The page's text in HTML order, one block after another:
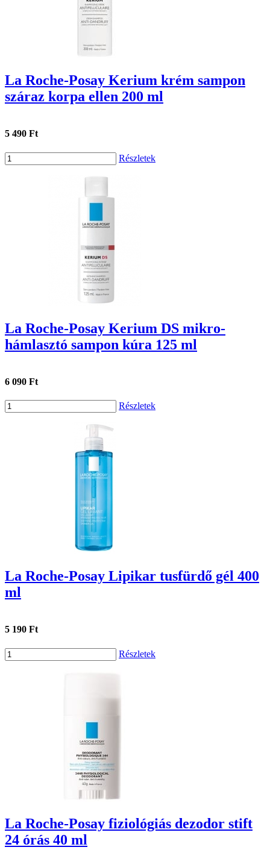
La Roche-Posay Kerium krém sampon
száraz korpa ellen 200 ml
5 490 Ft
Részletek
La Roche-Posay Kerium DS mikro-
hámlasztó sampon kúra 125 ml
6 090 Ft
Részletek
La Roche-Posay Lipikar tusfürdő gél 400
ml
5 190 Ft
Részletek
La Roche-Posay fiziológiás dezodor stift
24 órás 40 ml